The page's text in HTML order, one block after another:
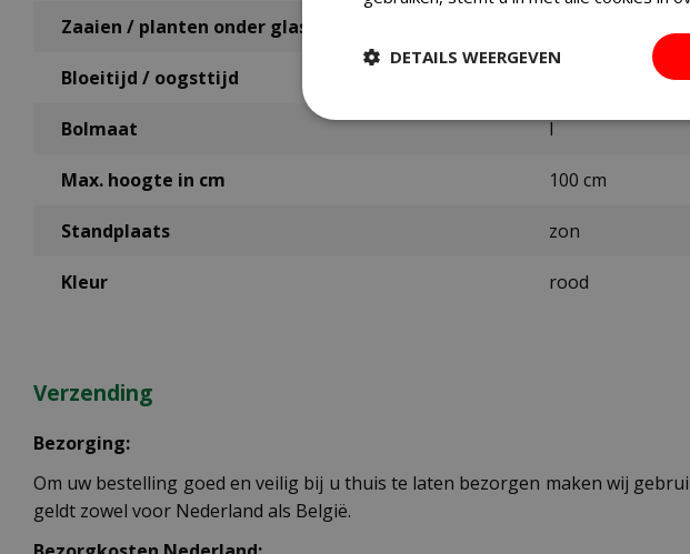
Zaaien / planten onder glas / binnen
Bloeitijd / oogsttijd juli t/m oktober
Bolmaat I
Max. hoogte in cm 100 cm
Standplaats zon
Kleur rood
Verzending
Bezorging:
Om uw bestelling goed en veilig bij u thuis te laten bezorgen maken wij
geldt zowel voor Nederland als België.
DETAILS WEERGEVEN